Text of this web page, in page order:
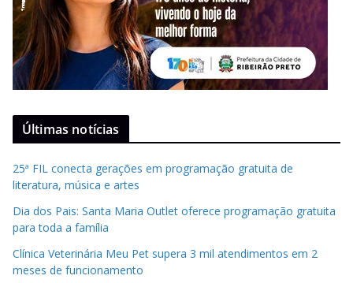
Últimas notícias
25ª FIL conecta gerações em programação gratuita de
literatura, música e artes
Dia dos Pais: Santa Maria Outlet oferece programação gratuita
para toda a família
Clínica Veterinária Meu Pet supera 3 mil atendimentos em 2
meses de funcionamento